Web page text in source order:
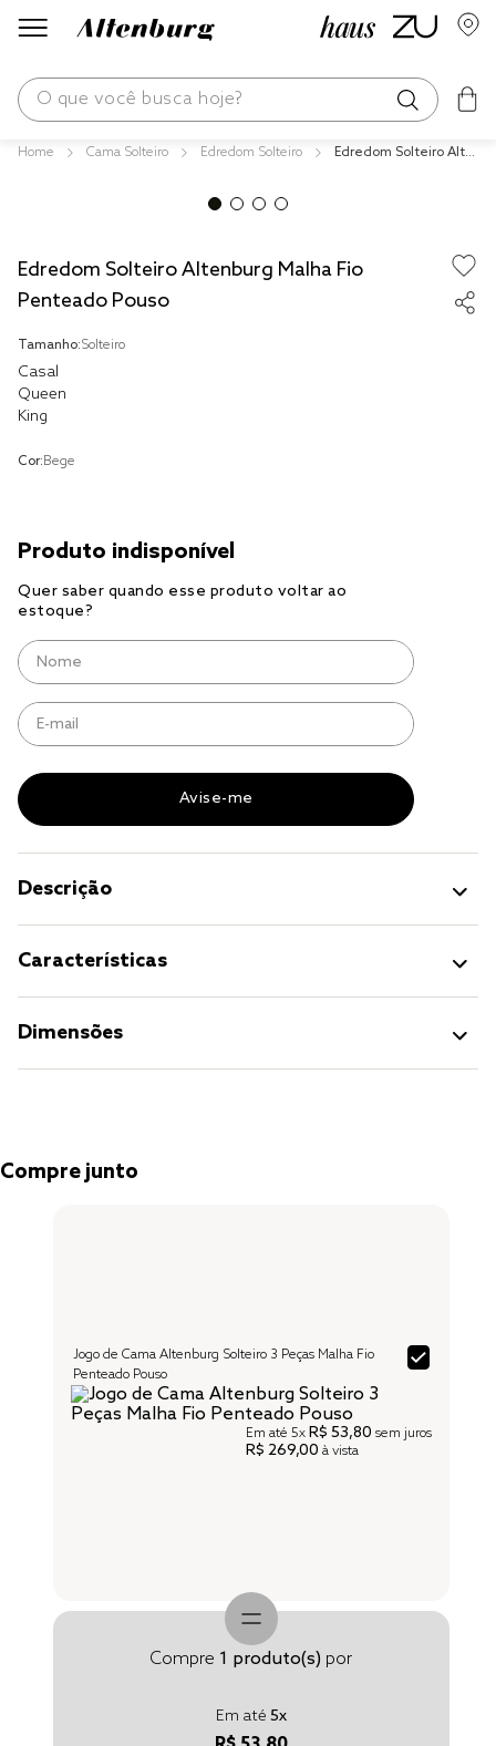
O que você busca hoje?
Cama Solteiro Edredom Solteiro
Edredom Solteiro Alte
Edredom Solteiro Altenburg Malha Fio
Penteado Pouso
Tamanho:Solteiro
Casal
Queen
King
Cor:Bege
Descrição
Características
Dimensões
Compre junto
Jogo de Cama Altenburg Solteiro 3 Peças Malha Fio
Penteado Pouso
Em até 5x R$ 53,80 sem juros
R$ 269,00 à vista
Compre 1 produto(s) por
Em até 5x
travesseiro
solteiro king